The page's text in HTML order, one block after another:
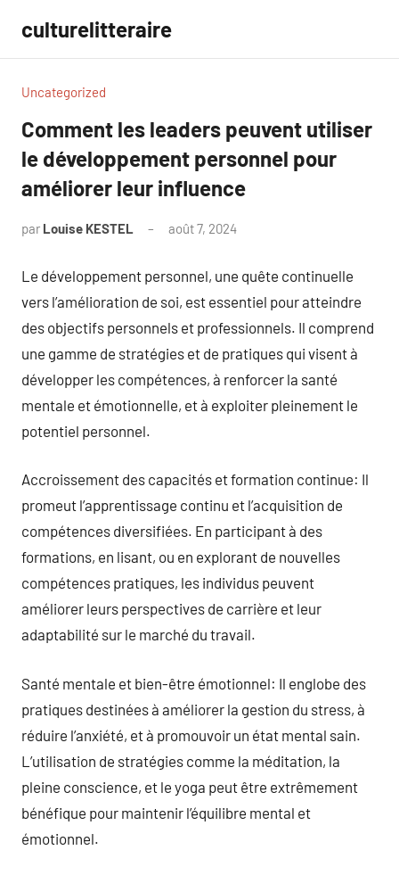
contenu
culturelitteraire
Uncategorized
Comment les leaders peuvent utiliser
le développement personnel pour
améliorer leur influence
par Louise KESTEL août 7, 2024
Le développement personnel, une quête continuelle
vers l’amélioration de soi, est essentiel pour atteindre
des objectifs personnels et professionnels. Il comprend
une gamme de stratégies et de pratiques qui visent à
développer les compétences, à renforcer la santé
mentale et émotionnelle, et à exploiter pleinement le
potentiel personnel.
Accroissement des capacités et formation continue: Il
promeut l’apprentissage continu et l’acquisition de
compétences diversifiées. En participant à des
formations, en lisant, ou en explorant de nouvelles
compétences pratiques, les individus peuvent
améliorer leurs perspectives de carrière et leur
adaptabilité sur le marché du travail.
Santé mentale et bien-être émotionnel: Il englobe des
pratiques destinées à améliorer la gestion du stress, à
réduire l’anxiété, et à promouvoir un état mental sain.
L’utilisation de stratégies comme la méditation, la
pleine conscience, et le yoga peut être extrêmement
bénéfique pour maintenir l’équilibre mental et
émotionnel.